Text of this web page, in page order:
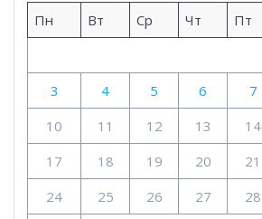
Пн Вт Ср Чт Пт
3
4 5 6 7
10
11 12 13 14
17
18 19 20 21
24
25 26 27 28